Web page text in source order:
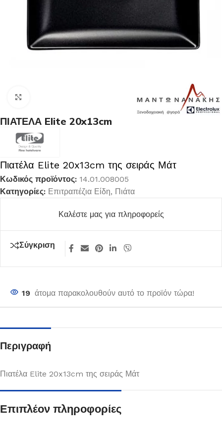
ΠΙΑΤΕΛΑ Elite 20x13cm
Πιατέλα Elite 20x13cm της σειράς Μάτ
Κωδικός προϊόντος: 14.01.008005
Κατηγορίες: Επιτραπέζια Είδη, Πιάτα
Καλέστε μας για πληροφορείς
Σύγκριση
19 άτομα παρακολουθούν αυτό το προϊόν τώρα!
Περιγραφή
Πιατέλα Elite 20x13cm της σειράς Μάτ
Επιπλέον πληροφορίες